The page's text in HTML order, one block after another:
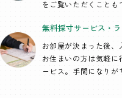
をご覧いただくことも
無料採寸サービス・
お部屋が決まった後
お住まいの方は気軽
ービス。手間になりが